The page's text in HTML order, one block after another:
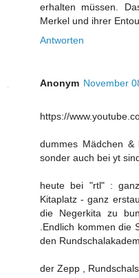
erhalten müssen.
Merkel und ihrer
Antworten
Anonym November
https://
dummes Mädchen
sonder auch bei yt
heute bei "rtl" :
Kitaplatz - ganz
die Negerkita zu
.Endlich kommen die
den
der Zepp ,